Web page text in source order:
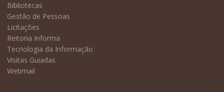
Bibliotecas
Gestão de Pessoas
Licitações
Reitoria Informa
Tecnologia da Informação
Visitas Guiadas
Webmail